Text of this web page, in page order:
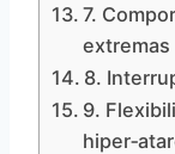
7.
extremas
8.
9.